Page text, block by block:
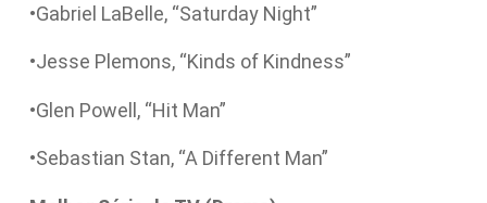
•Gabriel LaBelle, “Saturday Night”
•Jesse Plemons, “Kinds of Kindness”
•Glen Powell, “Hit Man”
•Sebastian Stan, “A Different Man”